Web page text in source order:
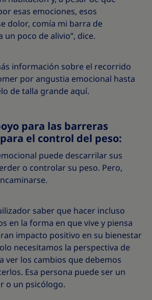
esas emociones, esos
dolor, comía mi barra de
un poco de alivio”, dice.
información sobre el recorrido
por angustia emocional hasta
de talla grande aquí.
para las barreras
el control del peso:
puede descarrilar sus
o controlar su peso. Pero,
saber que hacer incluso
en la forma en que vive y piensa
impacto positivo en su bienestar
necesitamos la perspectiva de
ver los cambios que debemos
Esa persona puede ser un
o un psicólogo.